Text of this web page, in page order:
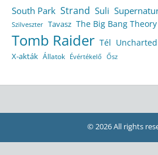
South Park Strand Suli
Szilveszter Tavasz The Big Bang Theory
Tomb Raider Tél Uncharted
X-akták Állatok Évértékelő Ősz
© 2026 All rights